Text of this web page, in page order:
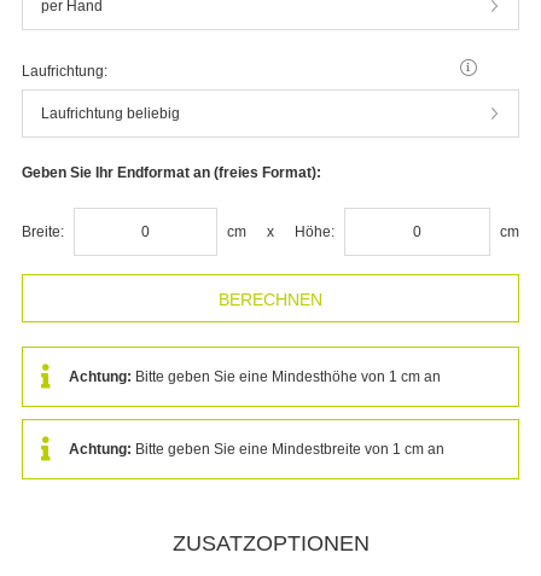
per Hand
Laufrichtung:
Laufrichtung beliebig
Geben Sie Ihr Endformat an (freies Format):
Breite: cm x Höhe: cm
Achtung: Bitte geben Sie eine Mindesthöhe von 1 cm an
Achtung: Bitte geben Sie eine Mindestbreite von 1 cm an
ZUSATZOPTIONEN